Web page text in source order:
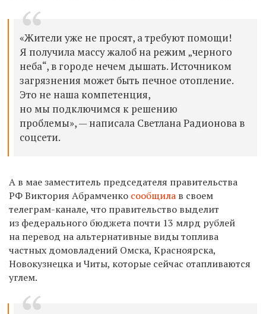
«Жители уже не просят, а требуют помощи!
Я получила массу жалоб на режим „черного
неба“, в городе нечем дышать. Источником
загрязнения может быть печное отопление.
Это не наша компетенция,
но мы подключимся к решению
проблемы», — написала Светлана Радионова в
соцсети.
А в маезаместитель председателя правительства
РФ Виктория Абрамченко сообщила в своем
телеграм-канале, что правительство выделит
из федерального бюджета почти 13 млрд рублей
на перевод на альтернативные виды топлива
частных домовладений Омска, Красноярска,
Новокузнецка и Читы, которые сейчас отапливаются
углем.